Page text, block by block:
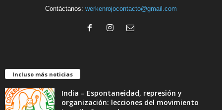
Contáctanos: werkenrojocontacto@gmail.com
Incluso más noticias
India – Espontaneidad, represión y
organización: lecciones del movimiento